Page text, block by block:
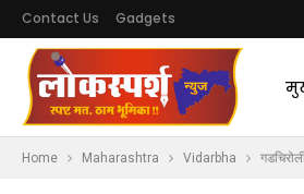
Contact Us Gadgets
Home Maharashtra Vidarbha